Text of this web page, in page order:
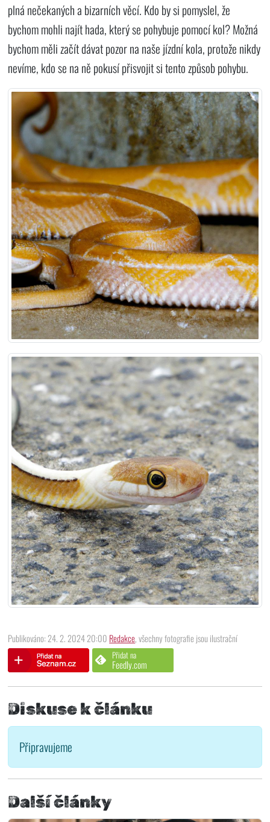
plná nečekaných a bizarních věcí. Kdo by si pomyslel, že
bychom mohli najít hada, který se pohybuje pomocí kol? Možná
bychom měli začít dávat pozor na naše jízdní kola, protože nikdy
nevíme, kdo se na ně pokusí přisvojit si tento způsob pohybu.
Publikováno: 24. 2. 2024 20:00 Redakce, všechny fotografie jsou ilustrační
Přidat na
Feedly.com
Diskuse k článku
Připravujeme
Další články